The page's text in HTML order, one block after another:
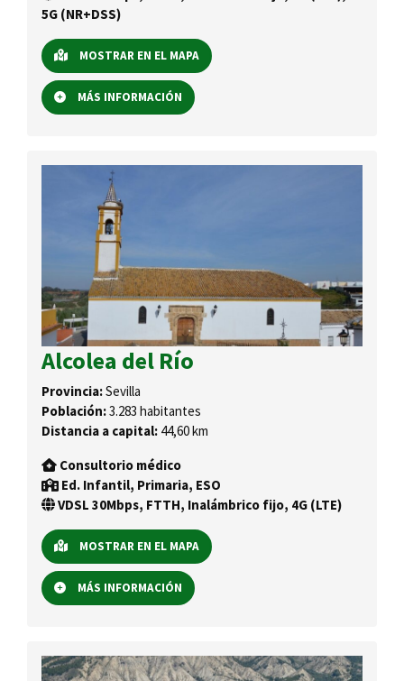
5G (NR+DSS)
MOSTRAR EN EL MAPA
MÁS INFORMACIÓN
Alcolea del Río
Provincia:Sevilla
Población:3.283 habitantes
Distancia a capital: 44,60 km
Consultorio médico
Ed. Infantil, Primaria, ESO
VDSL 30Mbps, FTTH, Inalámbrico fijo, 4G (LTE)
MOSTRAR EN EL MAPA
MÁS INFORMACIÓN